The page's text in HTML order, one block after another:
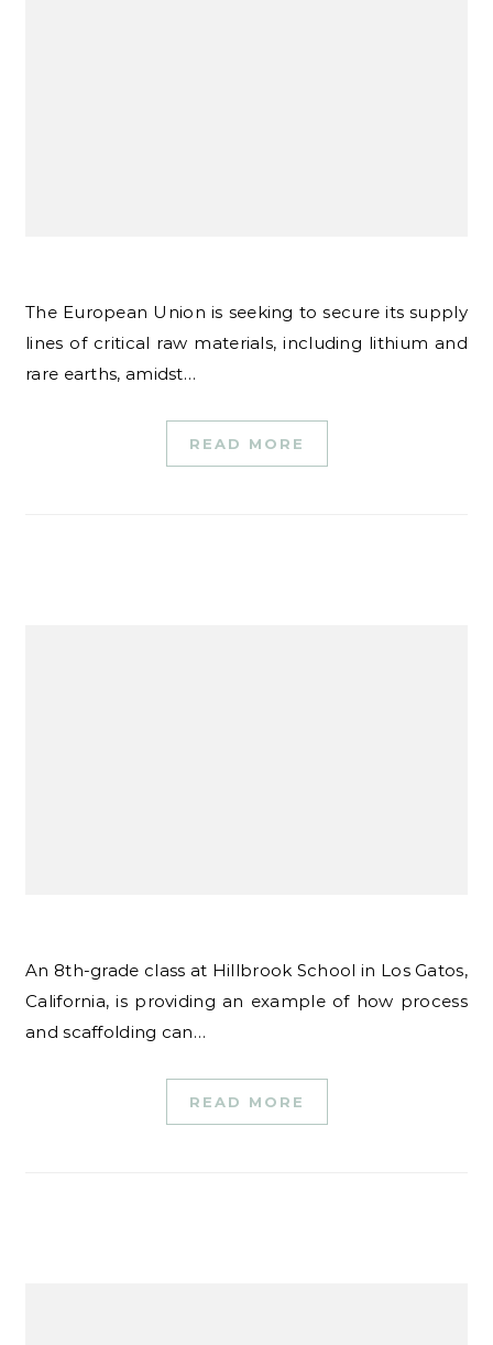
The European Union is seeking to secure its supply
lines of critical raw materials, including lithium and
rare earths, amidst…
READ MORE
An 8th-grade class at Hillbrook School in Los Gatos,
California, is providing an example of how process
and scaffolding can…
READ MORE